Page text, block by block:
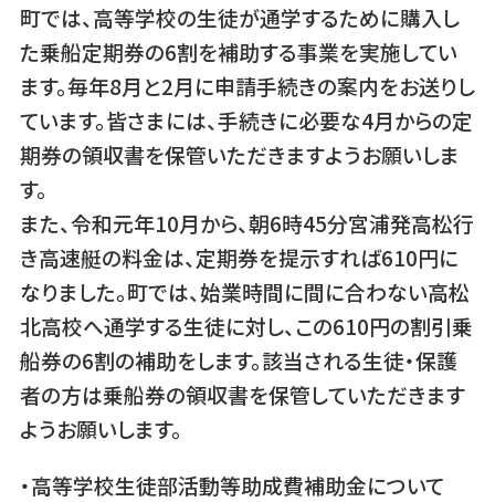
町では、高等学校の生徒が通学するために購入し
た乗船定期券の6割を補助する事業を実施してい
ます。毎年8月と2月に申請手続きの案内をお送りし
ています。皆さまには、手続きに必要な4月からの定
期券の領収書を保管いただきますようお願いしま
す。
また、令和元年10月から、朝6時45分宮浦発高松行
き高速艇の料金は、定期券を提示すれば610円に
なりました。町では、始業時間に間に合わない高松
北高校へ通学する生徒に対し、この610円の割引乗
船券の6割の補助をします。該当される生徒・保護
者の方は乗船券の領収書を保管していただきます
ようお願いします。
・高等学校生徒部活動等助成費補助金について